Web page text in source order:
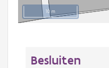
10 m
Besluiten